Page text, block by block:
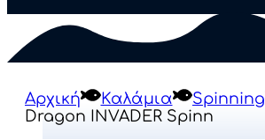
Αρχική Καλάμια Spinning
Dragon INVADER Spinn